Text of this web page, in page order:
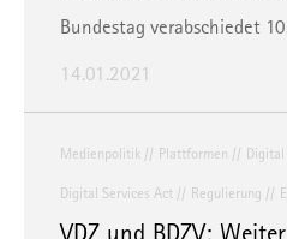
Bundestag verabschiedet
14.01.2021
Medienpolitik Plattformen
Digital Services Act Regulierung
VDZ und BDZV: